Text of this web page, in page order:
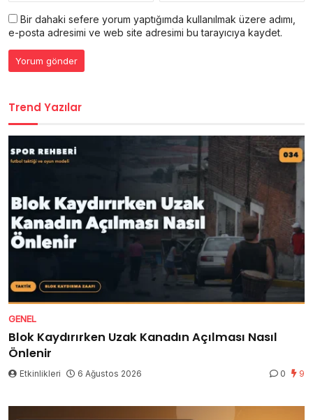
Bir dahaki sefere yorum yaptığımda kullanılmak üzere adımı,
e-posta adresimi ve web site adresimi bu tarayıcıya kaydet.
Trend Yazılar
GENEL
Blok Kaydırırken Uzak Kanadın Açılması Nasıl
Önlenir
Etkinlikleri 6 Ağustos 2026 0 9